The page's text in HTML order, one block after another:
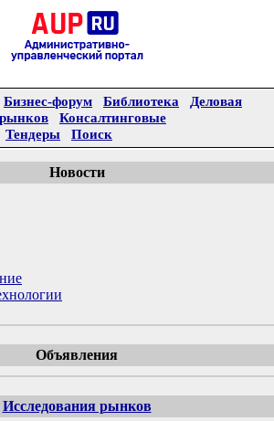
Бизнес-форум Библиотека
Деловая
Консалтинговые
Тендеры Поиск
Новости
Объявления
Исследования рынков